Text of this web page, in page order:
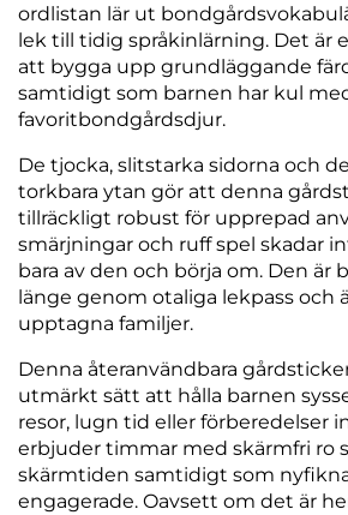
ordlistan lär ut
lek till tidig språkinlärning. Det är
att bygga upp grundläggande
samtidigt som barnen har kul
favoritbondgårdsdjur.
De tjocka, slitstarka sidorna och
torkbara ytan gör att denna
tillräckligt robust för upprepad
smärjningar och ruff spel skadar
bara av den och börja om. Den är
länge genom otaliga lekpass och
upptagna familjer.
Denna återanvändbara
utmärkt sätt att hålla barnen
resor, lugn tid eller förberedelser
erbjuder timmar med skärmfri ro
skärmtiden samtidigt som
engagerade. Oavsett om det är